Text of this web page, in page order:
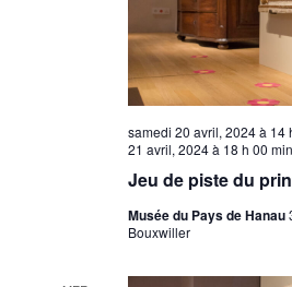
Jeu de piste du
samedi 20 avril, 2024 à 14
21 avril, 2024 à 18 h 00 min
Musée du Pays de Hanau
Bouxwiller